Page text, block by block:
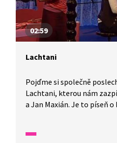
02:59
Lachtani
Pojďme si společně
Lachtani, kterou nám
a Jan Maxián. Je to píseň